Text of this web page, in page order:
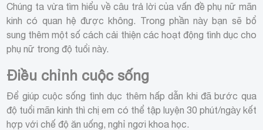
Chúng ta vừa tìm hiểu về câu trả lời của vấn đề phụ nữ mãn
kinh có quan hệ được không. Trong phần này bạn sẽ bổ
sung thêm một số cách cải thiện các hoạt động tình dục cho
phụ nữ trong độ tuổi này.
Điều chỉnh cuộc sống
Để giúp cuộc sống tình dục thêm hấp dẫn khi đã bước qua
độ tuổi mãn kinh thì chị em có thể tập luyện 30 phút/ngày kết
hợp với chế độ ăn uống, nghỉ ngơi khoa học.